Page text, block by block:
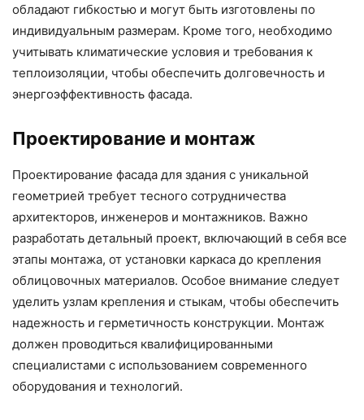
обладают гибкостью и могут быть изготовлены по
индивидуальным размерам. Кроме того, необходимо
учитывать климатические условия и требования к
теплоизоляции, чтобы обеспечить долговечность и
энергоэффективность фасада.
Проектирование и монтаж
Проектирование фасада для здания с уникальной
геометрией требует тесного сотрудничества
архитекторов, инженеров и монтажников. Важно
разработать детальный проект, включающий в себя все
этапы монтажа, от установки каркаса до крепления
облицовочных материалов. Особое внимание следует
уделить узлам крепления и стыкам, чтобы обеспечить
надежность и герметичность конструкции. Монтаж
должен проводиться квалифицированными
специалистами с использованием современного
оборудования и технологий.